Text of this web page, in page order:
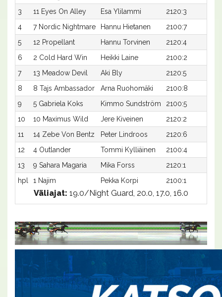
3
11 Eyes On Alley Esa Ylilammi 2120:3
4
7 Nordic Nightmare Hannu Hietanen 2100:7
5
12 Propellant Hannu Torvinen 2120:4
6
2 Cold Hard Win Heikki Laine 2100:2
7
13 Meadow Devil Aki Bly 2120:5
8
8 Tajs Ambassador Arna Ruohomäki 2100:8
9
5 Gabriela Koks Kimmo Sundström 2100:5
10
10 Maximus Wild Jere Kiveinen 2120:2
11
14 Zebe Von Bentz Peter Lindroos 2120:6
12
4 Outlander Tommi Kylliäinen 2100:4
13
9 Sahara Magaria Mika Forss 2120:1
hpl
1 Najim Pekka Korpi 2100:1
Väliajat: 19.0/Night Guard, 20.0, 17.0, 16.0